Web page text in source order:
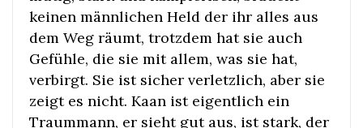
keinen männlichen Held der ihr alles aus
dem Weg räumt, trotzdem hat sie auch
Gefühle, die sie mit allem, was sie hat,
verbirgt. Sie ist sicher verletzlich, aber sie
zeigt es nicht. Kaan ist eigentlich ein
Traummann, er sieht gut aus, ist stark, der